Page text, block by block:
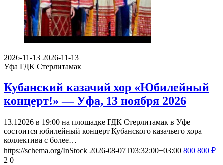
2026-11-13 2026-11-13
Уфа ГДК Стерлитамак
Кубанский казачий хор «Юбилейный
концерт!» — Уфа, 13 ноября 2026
13.12026 в 19:00 на площадке ГДК Стерлитамак в Уфе
состоится юбилейный концерт Кубанского казачьего хора —
коллектива с более…
https://schema.org/InStock 2026-08-07T03:32:00+03:00 800 800 ₽
2 0